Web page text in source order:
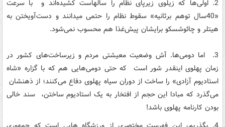
2. اولی‌ها که زیلوی زیرپای نظام را سالهاست کشیده‌اند و با سرعت
«40سال توهم برثانیه» سقوط نظام را حتمی میدانند و دست‌آویختن به
هیتلر و چائوشسکو برایشان پیش‌غذا هم محسوب نمی‌شود.
3. اما دومی‌ها. آش وضعیت معیشتی مردم و زیرساخت‌های کشور در
زمان پهلوی اینقدر شور است که حتی دومی‌هایی هم که با گزاره «شاه
استادیوم آزادی» را ساخت از دوران سیاه پهلوی دفاع می‌کنند؛ از ذهنشان
می‌گذرد که مبادا این حجم از افتخار به یک استادیوم ساختن، سند خالی
بودن کارنامه پهلوی باشد!